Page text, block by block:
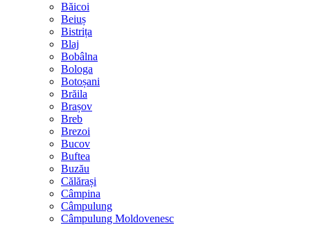
Băicoi
Beiuș
Bistrița
Blaj
Bobâlna
Bologa
Botoșani
Brăila
Brașov
Breb
Brezoi
Bucov
Buftea
Buzău
Călărași
Câmpina
Câmpulung
Câmpulung Moldovenesc